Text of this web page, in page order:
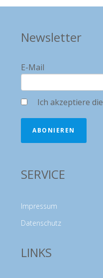
Newsletter
E-Mail
Ich akzeptiere die
ABONIEREN
SERVICE
Impressum
Datenschutz
LINKS